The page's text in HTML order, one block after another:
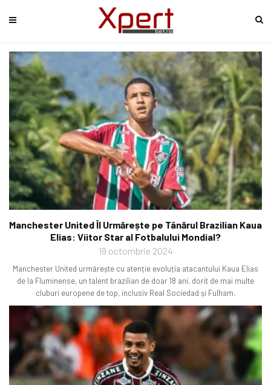
Manchester United Îl Urmărește pe Tânărul Brazilian Kaua
Elias: Viitor Star al Fotbalului Mondial?
19 octombrie 2024
Manchester United urmărește cu atenție evoluția atacantului Kaua Elias
de la Fluminense, un talent brazilian de doar 18 ani, dorit de mai multe
cluburi europene de top, inclusiv Real Sociedad și Fulham.